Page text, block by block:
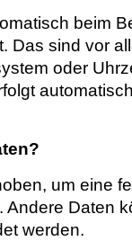
beim
Das sind vor
oder
um eine
Andere Daten
werden.